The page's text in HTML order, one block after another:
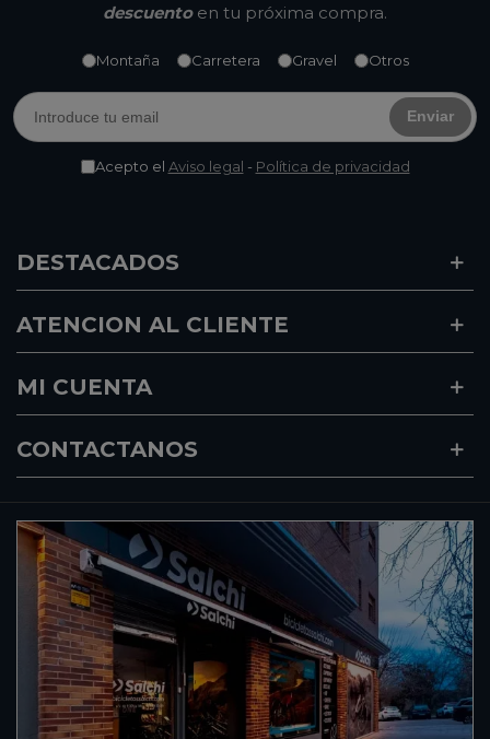
descuentoen tu próxima compra.
Montaña Carretera Gravel Otros
Enviar
Acepto el Aviso legal - Política de privacidad
DESTACADOS
ATENCION AL CLIENTE
MI CUENTA
CONTACTANOS